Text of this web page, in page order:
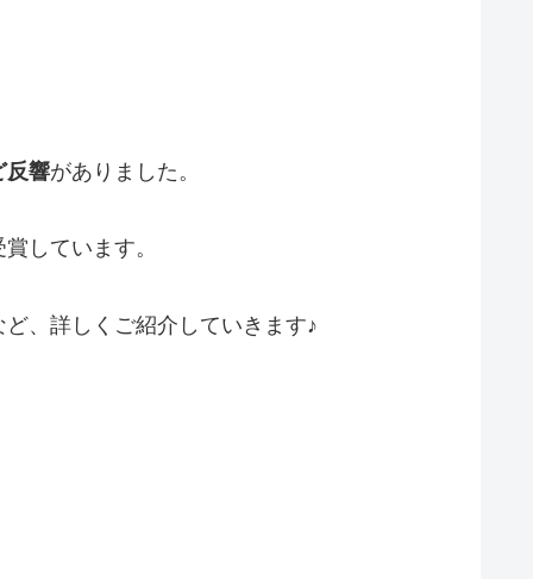
反響がありました。
しています。
ど、詳しくご紹介していきます♪